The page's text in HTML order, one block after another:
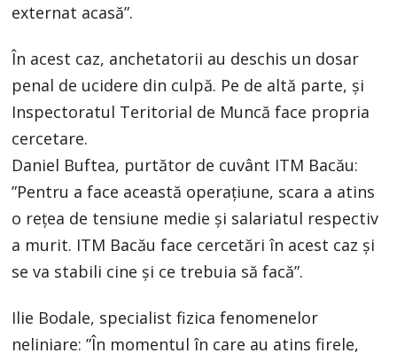
externat acasă”.
În acest caz, anchetatorii au deschis un dosar
penal de ucidere din culpă. Pe de altă parte, și
Inspectoratul Teritorial de Muncă face propria
cercetare.
Daniel Buftea, purtător de cuvânt ITM Bacău:
”Pentru a face această operaţiune, scara a atins
o reţea de tensiune medie şi salariatul respectiv
a murit. ITM Bacău face cercetări în acest caz şi
se va stabili cine şi ce trebuia să facă”.
Ilie Bodale, specialist fizica fenomenelor
neliniare: ”În momentul în care au atins firele,